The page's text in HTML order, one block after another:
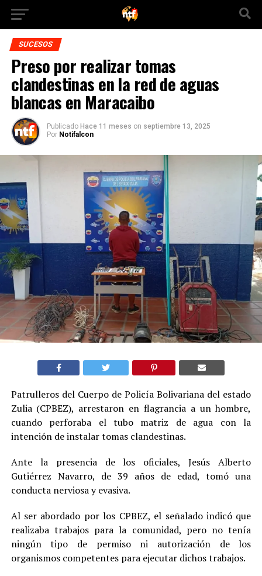
SUCESOS
Preso por realizar tomas
clandestinas en la red de aguas
blancas en Maracaibo
Publicado Hace 11 meses on septiembre 13, 2025
Por Notifalcon
Patrulleros del Cuerpo de Policía Bolivariana del estado
Zulia (CPBEZ), arrestaron en flagrancia a un hombre,
cuando perforaba el tubo matriz de agua con la
intención de instalar tomas clandestinas.
Ante la presencia de los oficiales, Jesús Alberto
Gutiérrez Navarro, de 39 años de edad, tomó una
conducta nerviosa y evasiva.
Al ser abordado por los CPBEZ, el señalado indicó que
realizaba trabajos para la comunidad, pero no tenía
ningún tipo de permiso ni autorización de los
organismos competentes para ejecutar dichos trabajos.